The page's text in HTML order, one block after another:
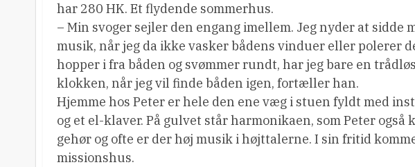
har 280 HK. Et flydende sommerhus.
– Min svoger sejler den engang imellem. Jeg nyder at sidde
musik, når jeg da ikke vasker bådens vinduer eller polerer
hopper i fra båden og svømmer rundt, har jeg bare en
klokken, når jeg vil finde båden igen, fortæller han.
Hjemme hos Peter er hele den ene væg i stuen fyldt med
og et el-klaver. På gulvet står harmonikaen, som Peter
gehør og ofte er der høj musik i højttalerne. I sin fritid
missionshus.